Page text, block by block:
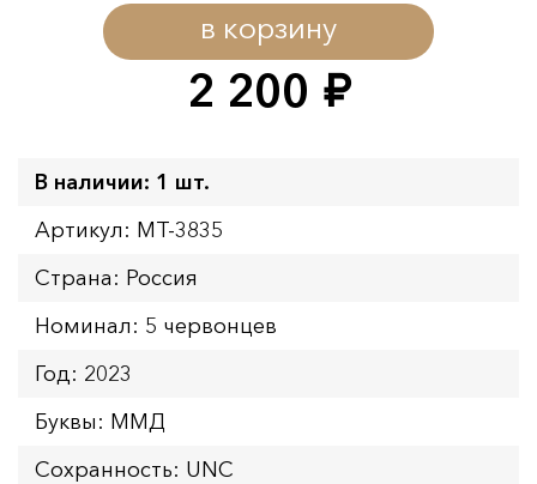
2 200 руб.
в корзину
В наличии: 1 шт.
Артикул: MT-3835
Страна: Россия
Номинал: 5 червонцев
Год: 2023
Буквы: ММД
Сохранность: UNC